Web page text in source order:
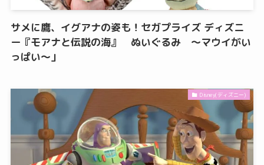
サメに鷹、イグアナの姿も！セガプライズ ディズニ
ー『モアナと伝説の海』 ぬいぐるみ ～マウイがい
っぱい～」
Disney(ディズニー)